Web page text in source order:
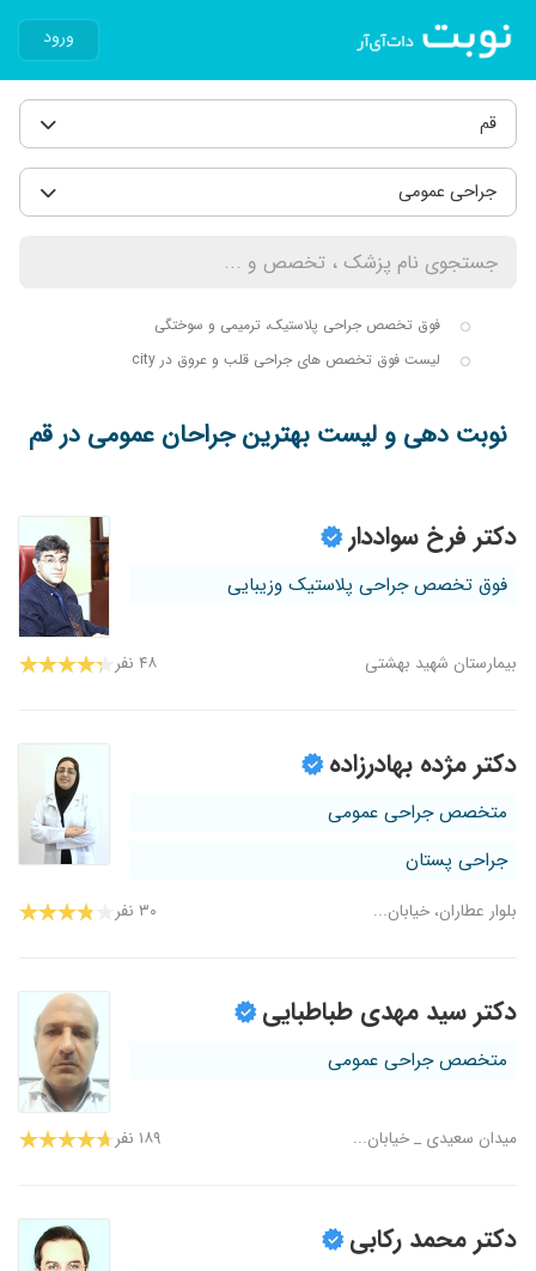
ورود
قم
جراحی عمومی
فوق تخصص جراحی پلاستیک، ترمیمی و سوختگی
لیست فوق تخصص های جراحی قلب و عروق در city
نوبت دهی و لیست بهترین جراحان عمومی در قم
دکتر فرخ سواددار
فوق تخصص جراحی پلاستیک وزیبایی
بیمارستان شهید بهشتی ۴۸ نفر
دکتر مژده بهادرزاده
متخصص جراحی عمومی
جراحی پستان
بلوار عطاران، خیابان... ۳۰ نفر
دکتر سید مهدی طباطبایی
متخصص جراحی عمومی
میدان سعیدی _ خیابان... ۱۸۹ نفر
دکتر محمد رکابی